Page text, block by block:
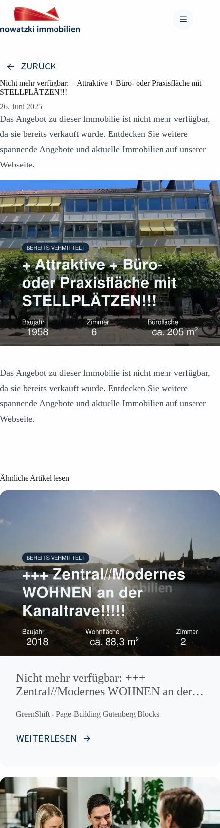
Inhalt
springen
ZURÜCK
Nicht mehr verfügbar: + Attraktive + Büro- oder Praxisfläche mit
STELLPLÄTZEN!!!
26. Juni 2025
Das Angebot zu dieser Immobilie ist nicht mehr verfügbar,
da sie bereits verkauft wurde. Entdecken Sie weitere
spannende Angebote und aktuelle Immobilien auf unserer
Webseite.
Das Angebot zu dieser Immobilie ist nicht mehr verfügbar,
da sie bereits verkauft wurde. Entdecken Sie weitere
spannende Angebote und aktuelle Immobilien auf unserer
Webseite.
Ähnliche Artikel lesen
Nicht mehr verfügbar: +++
Zentral//Modernes WOHNEN an der
GreenShift - Page-Building Gutenberg Blocks
WEITERLESEN